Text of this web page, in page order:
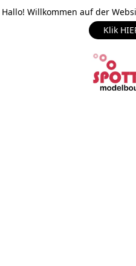
Hallo! Willkommen auf der
Klik